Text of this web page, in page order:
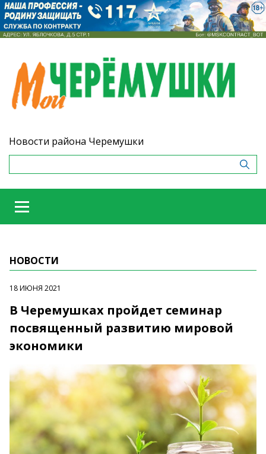
Новости района Черемушки
НОВОСТИ
18 ИЮНЯ 2021
В Черемушках пройдет семинар
посвященный развитию мировой
экономики